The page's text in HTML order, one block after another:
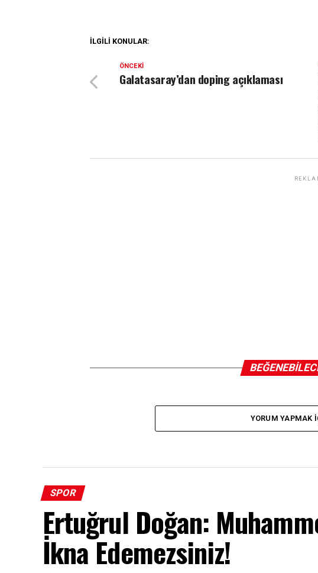
İLGILI KONULAR:
ÖNCEKI
Galatasaray’dan doping açıklaması
YORUM YAPMAK
SPOR
Ertuğrul Doğan:
İkna Edemezsiniz!